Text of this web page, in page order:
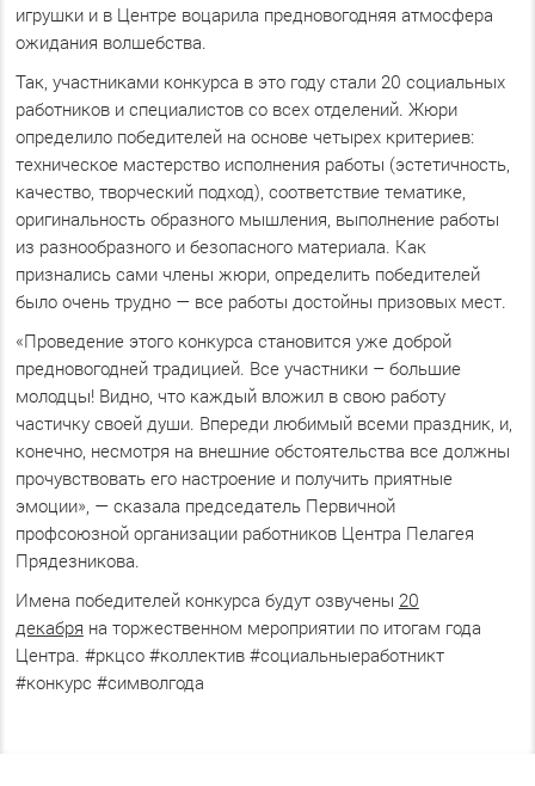
игрушки и в Центре воцарила предновогодняя атмосфера
ожидания волшебства.
Так, участниками конкурса в это году стали 20 социальных
работников и специалистов со всех отделений. Жюри
определило победителей на основе четырех критериев:
техническое мастерство исполнения работы (эстетичность,
качество, творческий подход), соответствие тематике,
оригинальность образного мышления, выполнение работы
из разнообразного и безопасного материала. Как
признались сами члены жюри, определить победителей
было очень трудно — все работы достойны призовых мест.
«Проведение этого конкурса становится уже доброй
предновогодней традицией. Все участники – большие
молодцы! Видно, что каждый вложил в свою работу
частичку своей души. Впереди любимый всеми праздник, и,
конечно, несмотря на внешние обстоятельства все должны
прочувствовать его настроение и получить приятные
эмоции», — сказала председатель Первичной
профсоюзной организации работников Центра Пелагея
Прядезникова.
Имена победителей конкурса будут озвучены 20
декабря на торжественном мероприятии по итогам года
Центра. #ркцсо #коллектив #социальныеработникт
#конкурс #символгода